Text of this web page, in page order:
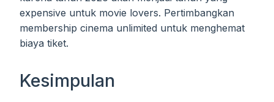
expensive untuk movie lovers. Pertimbangkan
membership cinema unlimited untuk menghemat
biaya tiket.
Kesimpulan